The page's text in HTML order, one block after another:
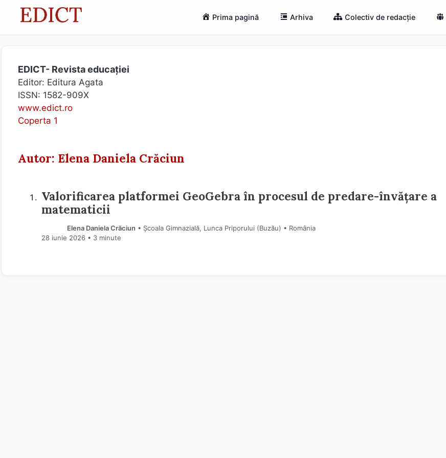
Prima pagină Arhiva Colectiv de redacție
EDICT- Revista educației
Editor: Editura Agata
ISSN: 1582-909X
www.edict.ro
Coperta 1
Autor: Elena Daniela Crăciun
Valorificarea platformei GeoGebra în procesul de predare-învățare a
matematicii
Elena Daniela Crăciun • Școala Gimnazială, Lunca Priporului (Buzău) • România
28 iunie 2026 • 3 minute